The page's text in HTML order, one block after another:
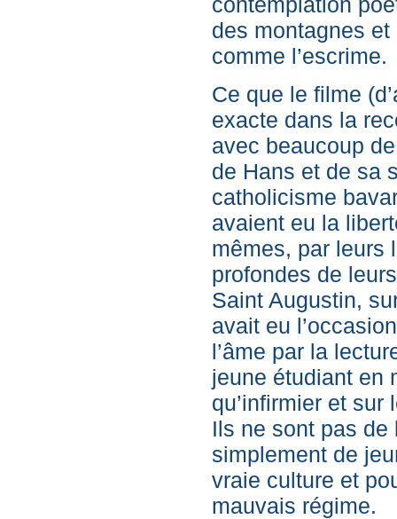
des montagnes et
comme l’escrime.
Ce que le filme
exacte dans la
avec beaucoup
de Hans et de sa
catholicisme
avaient eu la
mêmes, par leurs
profondes de
Saint Augustin,
avait eu
l’âme par la
jeune étudiant en
qu’infirmier et sur
Ils ne sont pas de
simplement de
vraie culture et
mauvais régime.